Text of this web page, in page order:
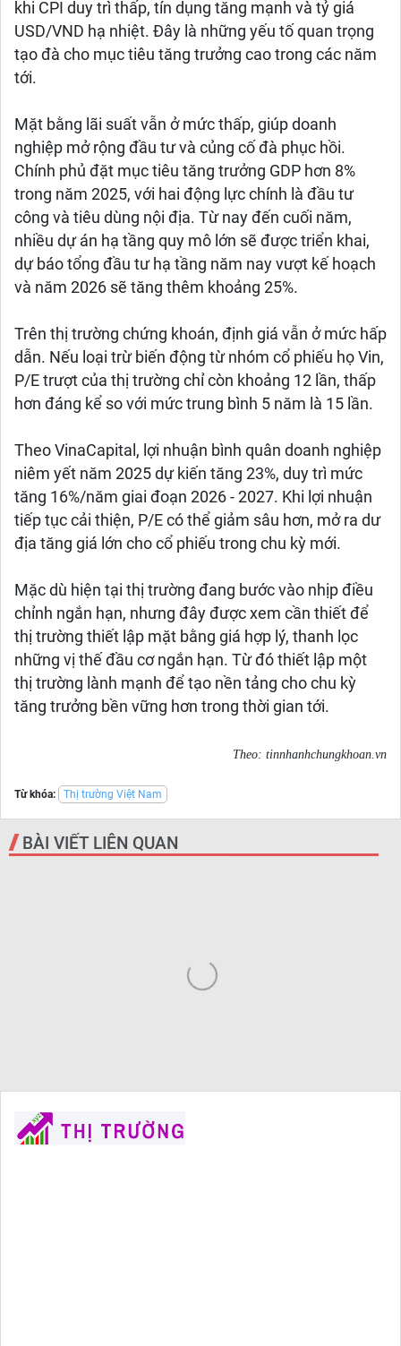
khi CPI duy trì thấp, tín dụng tăng mạnh và tỷ giá
USD/VND hạ nhiệt. Đây là những yếu tố quan trọng
tạo đà cho mục tiêu tăng trưởng cao trong các năm
tới.
Mặt bằng lãi suất vẫn ở mức thấp, giúp doanh
nghiệp mở rộng đầu tư và củng cố đà phục hồi.
Chính phủ đặt mục tiêu tăng trưởng GDP hơn 8%
trong năm 2025, với hai động lực chính là đầu tư
công và tiêu dùng nội địa. Từ nay đến cuối năm,
nhiều dự án hạ tầng quy mô lớn sẽ được triển khai,
dự báo tổng đầu tư hạ tầng năm nay vượt kế hoạch
và năm 2026 sẽ tăng thêm khoảng 25%.
Trên thị trường chứng khoán, định giá vẫn ở mức hấp
dẫn. Nếu loại trừ biến động từ nhóm cổ phiếu họ Vin,
P/E trượt của thị trường chỉ còn khoảng 12 lần, thấp
hơn đáng kể so với mức trung bình 5 năm là 15 lần.
Theo VinaCapital, lợi nhuận bình quân doanh nghiệp
niêm yết năm 2025 dự kiến tăng 23%, duy trì mức
tăng 16%/năm giai đoạn 2026 - 2027. Khi lợi nhuận
tiếp tục cải thiện, P/E có thể giảm sâu hơn, mở ra dư
địa tăng giá lớn cho cổ phiếu trong chu kỳ mới.
Mặc dù hiện tại thị trường đang bước vào nhịp điều
chỉnh ngắn hạn, nhưng đây được xem cần thiết để
thị trường thiết lập mặt bằng giá hợp lý, thanh lọc
những vị thế đầu cơ ngắn hạn. Từ đó thiết lập một
thị trường lành mạnh để tạo nền tảng cho chu kỳ
tăng trưởng bền vững hơn trong thời gian tới.
Theo: tinnhanhchungkhoan.vn
Từ khóa: Thị trường Việt Nam
BÀI VIẾT LIÊN QUAN